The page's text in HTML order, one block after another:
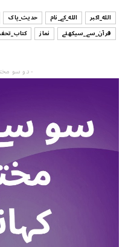
الله_اکبر الله_کے_نام حدیث_پاک
قرآن_سے_سیکھئے
نماز
- دو سو